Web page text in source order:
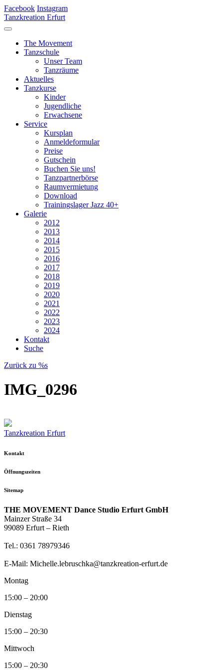
Facebook Instagram
Tanzkreation Erfurt
The Movement
Tanzschule
Unser Team
Tanzräume
Aktuelles
Tanzkurse
Kinder
Jugendliche
Erwachsene
Service
Kursplan
Anmeldeformular
Preise
Gutschein
Buchen Sie uns!
Tanzpartnerbörse
Raumvermietung
Download
Trainingslager Jazz 40+
Galerie
2012
2013
2014
2015
2016
2017
2018
2019
2020
2021
2022
2023
2024
Kontakt
Suche
Zurück zu %s
IMG_0296
Tanzkreation Erfurt
Kontakt
Öffnungszeiten
Sitemap
THE MOVEMENT Dance Studio Erfurt GmbH
Mainzer Straße 34
99089 Erfurt – Rieth
Tel.: 0361 78979346
E-Mail: Michelle.lebruschka@tanzkreation-erfurt.de
Montag
15:00 – 20:00
Dienstag
15:00 – 20:30
Mittwoch
15:00 – 20:30